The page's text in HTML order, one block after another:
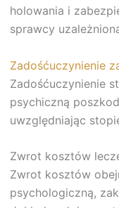
holowania i
sprawcy
Zadośćuczynienie
Zadośćuczynienie
psychiczną
uwzględniając
Zwrot kosztów
Zwrot kosztów
psychologiczną,